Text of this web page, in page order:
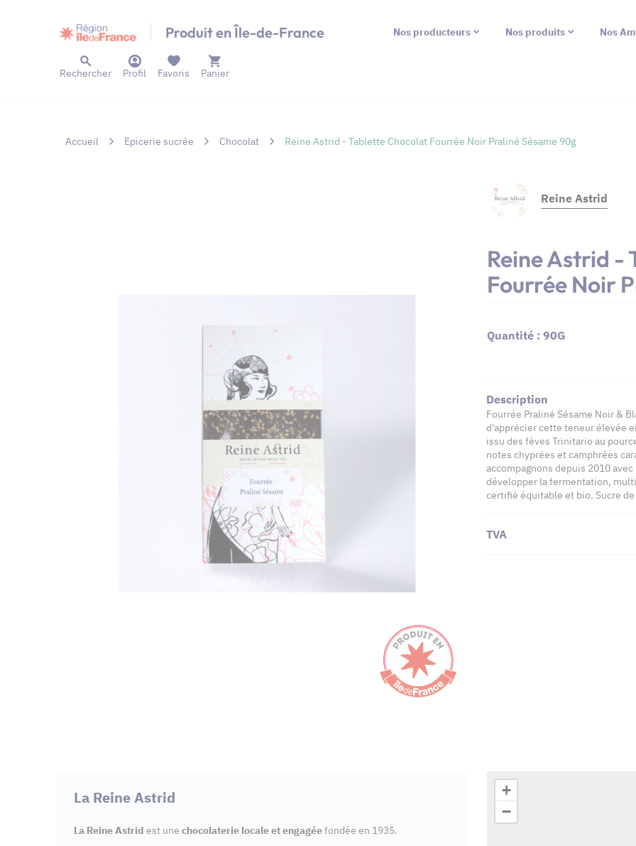
Produit en Île-de-France Nos producteurs Nos produits Nos
Rechercher Profil Panier
Favoris
Accueil Epicerie sucrée Chocolat Reine Astrid - Tablette Chocolat Fourrée Noir Praliné Sésame 90g
Reine Astrid
Reine Astrid -
Fourrée Noir
Quantité : 90G
Description
Fourrée Praliné Sésame Noir &
d'apprécier cette teneur élevée
issu des fèves Trinitario au
notes chyprées et camphrées
accompagnons depuis 2010
développer la fermentation,
certifié équitable et bio. Sucre
TVA
La Reine Astrid
La Reine Astrid est une chocolaterie locale et engagéefondée en 1935.
+
−